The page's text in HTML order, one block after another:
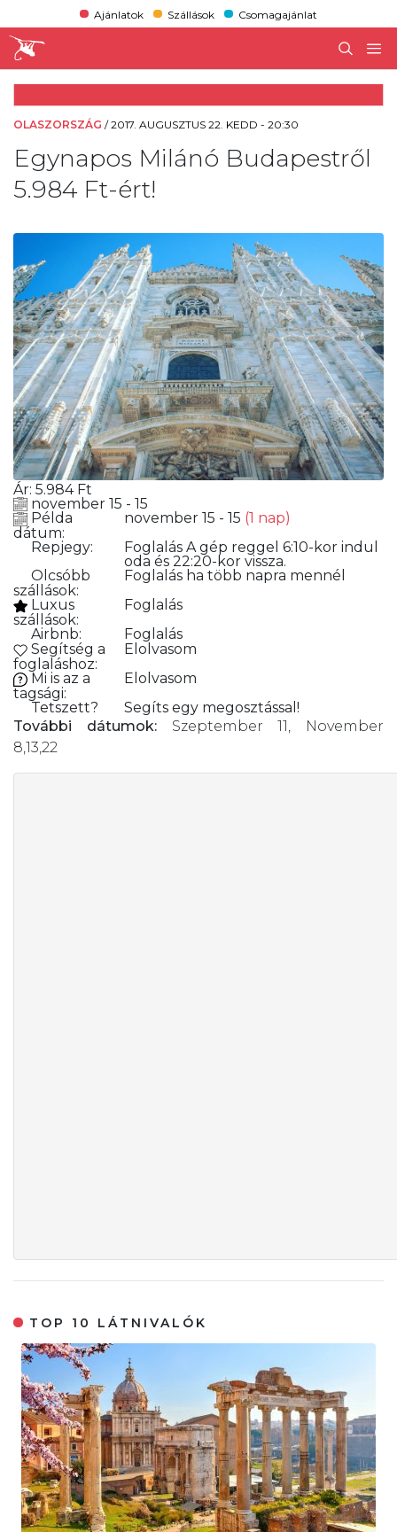
Ajánlatok Szállások Csomagajánlat
OLASZORSZÁG /2017. AUGUSZTUS 22. KEDD - 20:30
Egynapos Milánó Budapestről
5.984 Ft-ért!
Ár: 5.984 Ft
november 15 - 15
Példa
dátum:
november 15 - 15 (1 nap)
Repjegy:
Foglalás A gép reggel 6:10-kor indul
oda és 22:20-kor vissza.
Olcsóbb
szállások:
Foglalás ha több napra mennél
Luxus
szállások:
Foglalás
Airbnb:
Foglalás
Segítség a
foglaláshoz:
Elolvasom
Mi is az a
tagsági:
Elolvasom
Tetszett?
Segíts egy megosztással!
További dátumok:Szeptember 11, November
8,13,22
TOP 10 LÁTNIVALÓK